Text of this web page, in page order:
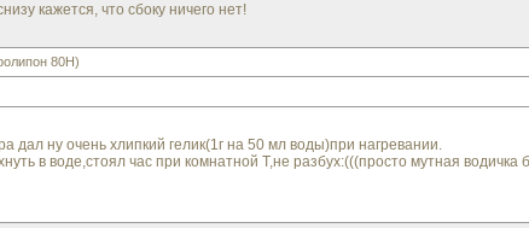
кажется, что сбоку ничего нет!
80H)
дал ну очень хлипкий гелик(1г на 50 мл воды)при нагревании.
в воде,стоял час при комнатной Т,не разбух:(((просто мутная водичка